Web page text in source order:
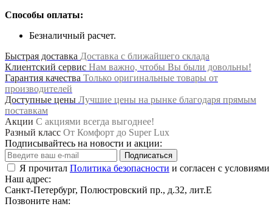
Способы оплаты:
Безналичный расчет.
Быстрая доставка Доставка с ближайшего склада
Клиентский сервис Нам важно, чтобы Вы были довольны!
Гарантия качества Только оригинальные товары от
производителей
Доступные цены Лучшие цены на рынке благодаря прямым
поставкам
Акции С акциями всегда выгоднее!
Разный класс От Комфорт до Super Lux
Подписывайтесь на новости и акции:
Подписаться
Я прочитал Политика безопасности и согласен с условиями
Наш адрес:
Санкт-Петербург, Полюстровский пр., д.32, лит.Е
Позвоните нам: